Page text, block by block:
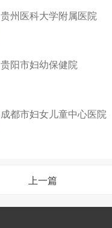
贵州医科大学附属医院
贵阳市妇幼保健院
成都市妇女儿童中心医院
上一篇